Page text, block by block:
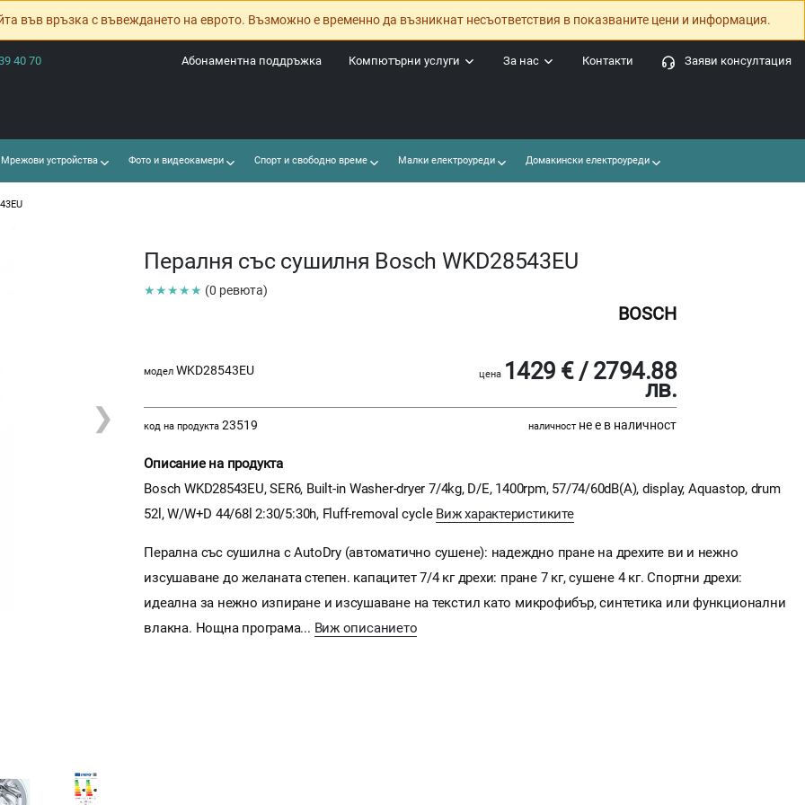
във връзка с въвеждането на еврото. Възможно е временно да възникнат несъответствия в показваните цени и информация.
40 70 Заяви консултация
Контакти
За нас
Компютърни услуги
Абонаментна поддръжка
устройства Фото и видеокамери Спорт и свободно време Малки електроуреди Домакински електроуреди
❯
Пералня със сушилня Bosch WKD28543EU
★★★★★ (0 ревюта)
BOSCH
модел WKD28543EU цена 1429 € / 2794.88
лв.
код на продукта 23519 наличност не е в наличност
Описание на продукта
Bosch WKD28543EU, SER6, Built-in Washer-dryer 7/4kg, D/E, 1400rpm, 57/74/60dB(A), display, Aquastop, drum
52l, W/W+D 44/68l 2:30/5:30h, Fluff-removal cycle Виж характеристиките
Перална със сушилна с AutoDry (автоматично сушене): надеждно пране на дрехите ви и нежно
изсушаване до желаната степен. капацитет 7/4 кг дрехи: пране 7 кг, сушене 4 кг. Спортни дрехи:
идеална за нежно изпиране и изсушаване на текстил като микрофибър, синтетика или функционални
влакна. Нощна програма... Виж описанието